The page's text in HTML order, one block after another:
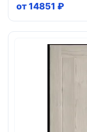
от 14851 ₽